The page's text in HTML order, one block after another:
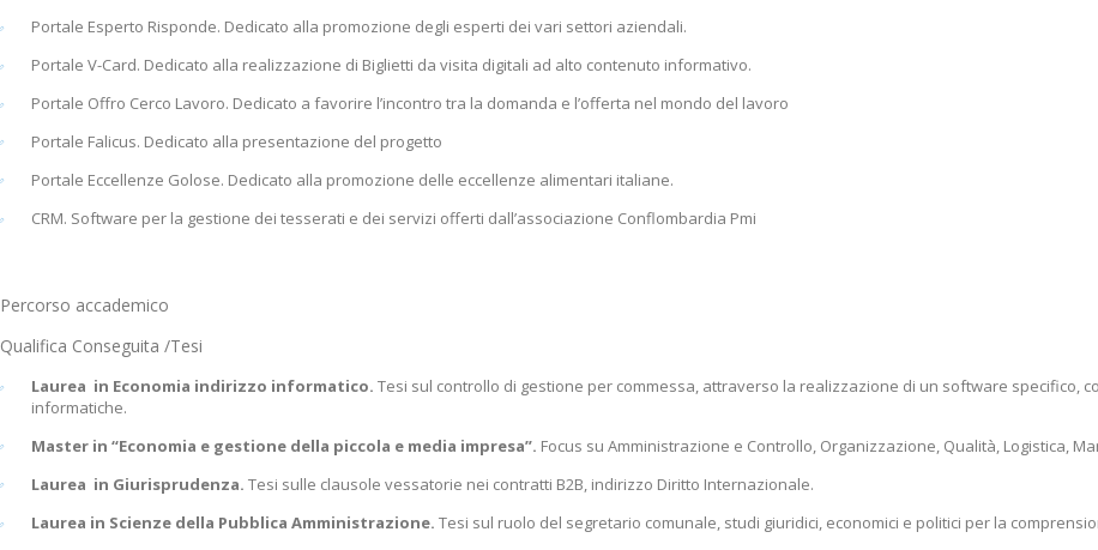
Portale Esperto Risponde. Dedicato alla promozione degli esperti dei vari settori aziendali.
Portale V-Card. Dedicato alla realizzazione di Biglietti da visita digitali ad alto contenuto informativo.
Portale Offro Cerco Lavoro. Dedicato a favorire l’incontro tra la domanda e l’offerta nel mondo del lavoro
Portale Falicus. Dedicato alla presentazione del progetto
Portale Eccellenze Golose. Dedicato alla promozione delle eccellenze alimentari italiane.
CRM. Software per la gestione dei tesserati e dei servizi offerti dall’associazione Conflombardia Pmi
Percorso accademico
Qualifica Conseguita /Tesi
Laurea in Economia indirizzo informatico. Tesi sul controllo di gestione per commessa, attraverso la realizzazione di un software specifico,
informatiche.
Master in “Economia e gestione della piccola e media impresa”. Focus su Amministrazione e Controllo, Organizzazione, Qualità, Logistica,
Laurea in Giurisprudenza. Tesi sulle clausole vessatorie nei contratti B2B, indirizzo Diritto Internazionale.
Laurea in Scienze della Pubblica Amministrazione. Tesi sul ruolo del segretario comunale, studi giuridici, economici e politici per la